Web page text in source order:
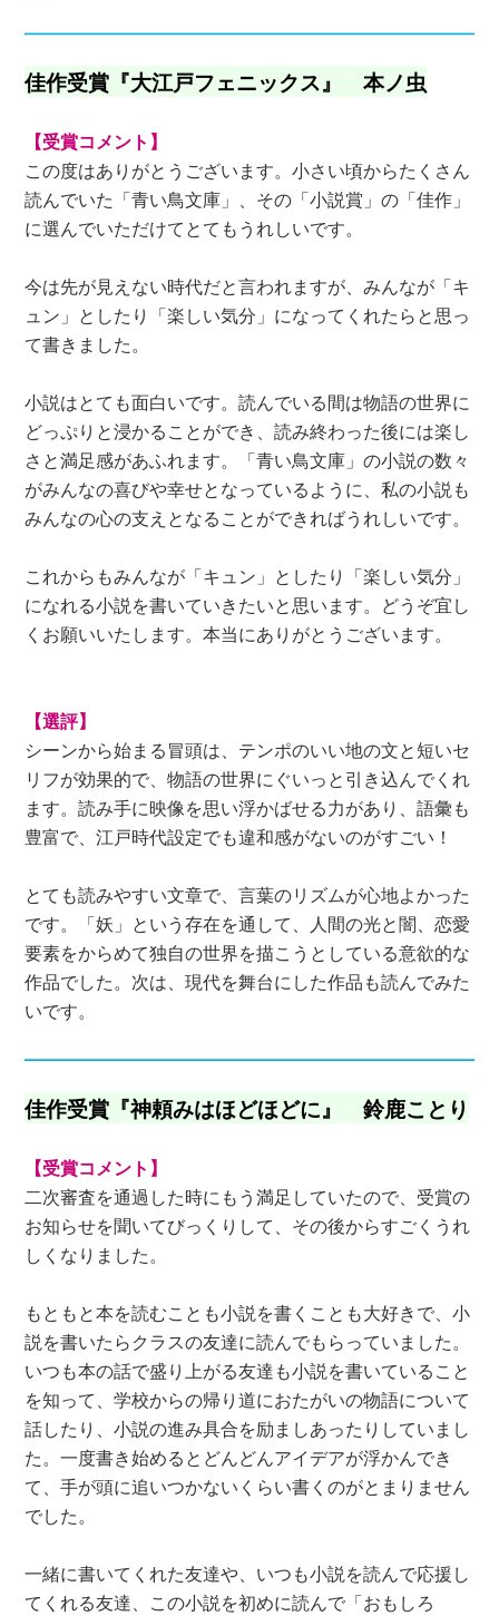
佳作受賞『大江戸フェニックス』 本ノ虫
【受賞コメント】
この度はありがとうございます。小さい頃からたくさん
読んでいた「青い鳥文庫」、その「小説賞」の「佳作」
に選んでいただけてとてもうれしいです。
今は先が見えない時代だと言われますが、みんなが「キ
ュン」としたり「楽しい気分」になってくれたらと思っ
て書きました。
小説はとても面白いです。読んでいる間は物語の世界に
どっぷりと浸かることができ、読み終わった後には楽し
さと満足感があふれます。「青い鳥文庫」の小説の数々
がみんなの喜びや幸せとなっているように、私の小説も
みんなの心の支えとなることができればうれしいです。
これからもみんなが「キュン」としたり「楽しい気分」
になれる小説を書いていきたいと思います。どうぞ宜し
くお願いいたします。本当にありがとうございます。
【選評】
シーンから始まる冒頭は、テンポのいい地の文と短いセ
リフが効果的で、物語の世界にぐいっと引き込んでくれ
ます。読み手に映像を思い浮かばせる力があり、語彙も
豊富で、江戸時代設定でも違和感がないのがすごい！
とても読みやすい文章で、言葉のリズムが心地よかった
です。「妖」という存在を通して、人間の光と闇、恋愛
要素をからめて独自の世界を描こうとしている意欲的な
作品でした。次は、現代を舞台にした作品も読んでみた
いです。
佳作受賞『神頼みはほどほどに』 鈴鹿ことり
【受賞コメント】
二次審査を通過した時にもう満足していたので、受賞の
お知らせを聞いてびっくりして、その後からすごくうれ
しくなりました。
もともと本を読むことも小説を書くことも大好きで、小
説を書いたらクラスの友達に読んでもらっていました。
いつも本の話で盛り上がる友達も小説を書いていること
を知って、学校からの帰り道におたがいの物語について
話したり、小説の進み具合を励ましあったりしていまし
た。一度書き始めるとどんどんアイデアが浮かんでき
て、手が頭に追いつかないくらい書くのがとまりません
でした。
一緒に書いてくれた友達や、いつも小説を読んで応援し
てくれる友達、この小説を初めに読んで「おもしろ